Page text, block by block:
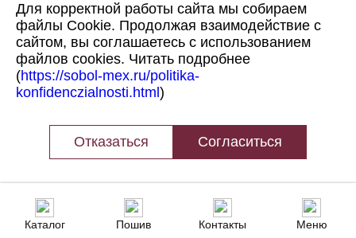
© Меховая фабрика “Соболь”,
Пошив на заказ Адрес
Политика конфиденциальности
Каталог Пошив Контакты Меню
Для корректной работы сайта мы собираем
файлы Cookie. Продолжая взаимодействие с
сайтом, вы соглашаетесь с использованием
файлов cookies. Читать подробнее
(https://sobol-mex.ru/politika-
konfidenczialnosti.html )
Отказаться Согласиться